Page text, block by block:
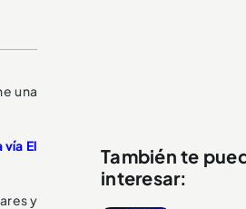
una
El
y
También te
interesar: